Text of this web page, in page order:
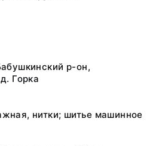
р-он,
Горка
нитки; шитье машинное